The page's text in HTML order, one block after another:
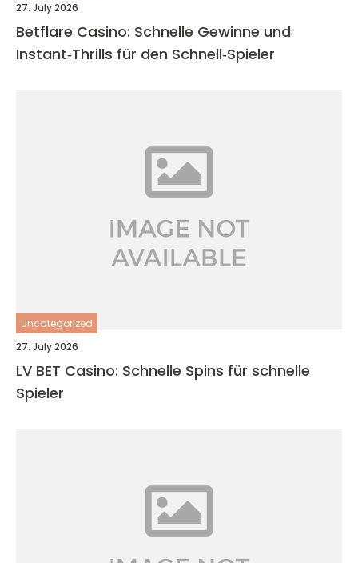
27. July 2026
Betflare Casino: Schnelle Gewinne und
Instant‑Thrills für den Schnell‑Spieler
Uncategorized
27. July 2026
LV BET Casino: Schnelle Spins für schnelle
Spieler